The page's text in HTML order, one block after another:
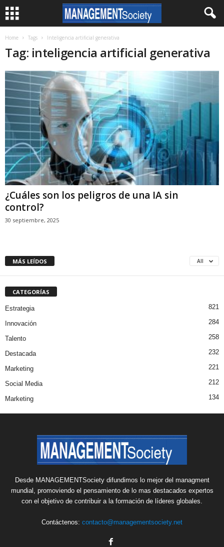
Home Tags Inteligencia artificial generativa
Tag: inteligencia artificial generativa
¿Cuáles son los peligros de una IA sin
control?
30 septiembre, 2025
MÁS LEÍDOS All
CATEGORÍAS
Estrategia 821
Innovación 284
Talento 258
Destacada 232
Marketing 221
Social Media 212
Marketing 134
Desde MANAGEMENTSociety difundimos lo mejor del managment
mundial, promoviendo el pensamiento de lo mas destacados expertos
con el objetivo de contribuir a la formación de líderes globales.
Contáctenos: contacto@managementsociety.net